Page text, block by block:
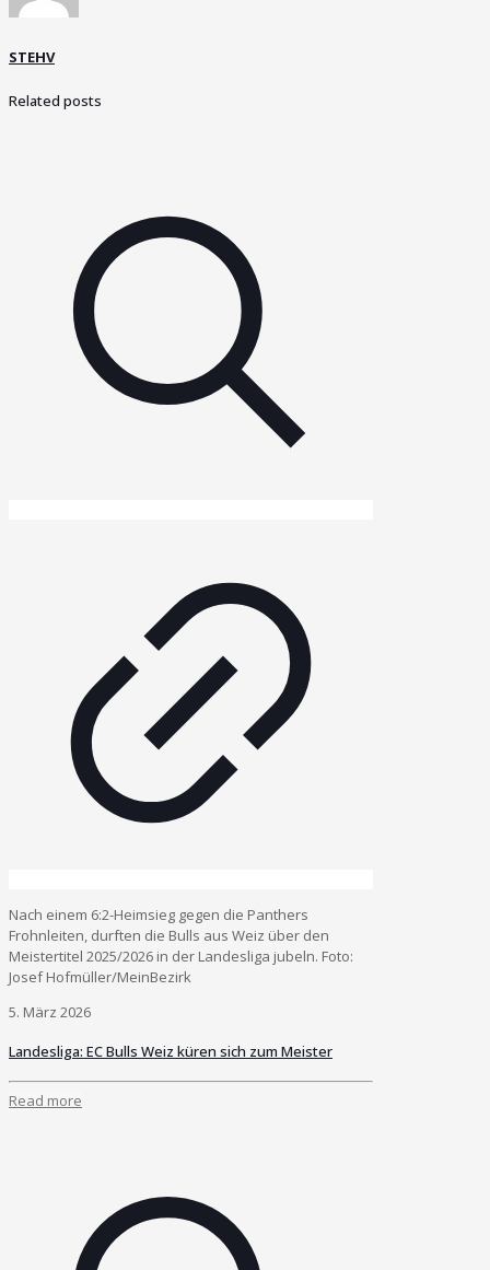
STEHV
Related posts
Nach einem 6:2-Heimsieg gegen die Panthers
Frohnleiten, durften die Bulls aus Weiz über den
Meistertitel 2025/2026 in der Landesliga jubeln. Foto:
Josef Hofmüller/MeinBezirk
5. März 2026
Landesliga: EC Bulls Weiz küren sich zum Meister
Read more